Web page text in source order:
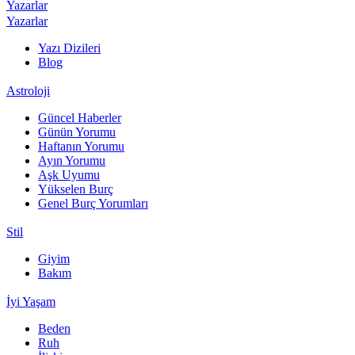
Yazarlar
Yazarlar
Yazı Dizileri
Blog
Astroloji
Güncel Haberler
Günün Yorumu
Haftanın Yorumu
Ayın Yorumu
Aşk Uyumu
Yükselen Burç
Genel Burç Yorumları
Stil
Giyim
Bakım
İyi Yaşam
Beden
Ruh